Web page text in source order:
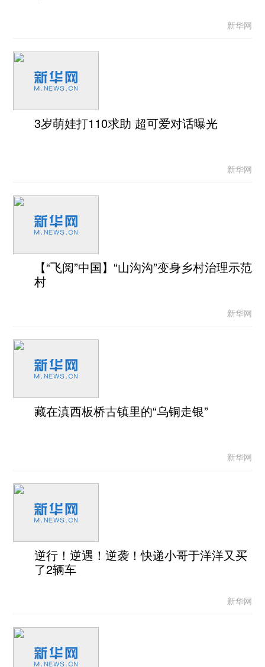
新华网
3岁萌娃打110求助 超可爱对话曝光
新华网
【“飞阅”中国】“山沟沟”变身乡村治理示范
村
新华网
藏在滇西板桥古镇里的“乌铜走银”
新华网
逆行！逆遇！逆袭！快递小哥于洋洋又买
了2辆车
新华网